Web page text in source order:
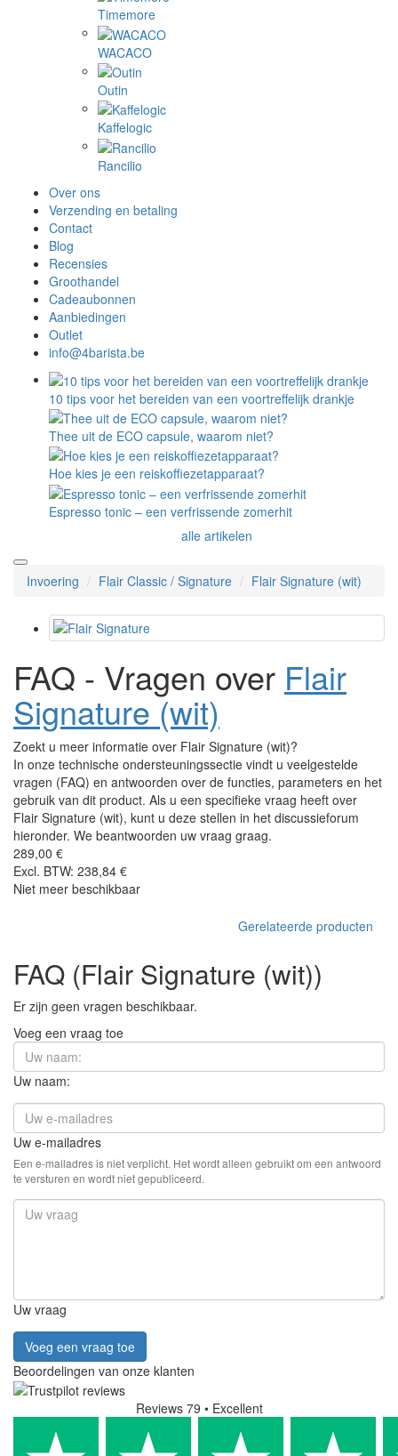
Timemore
WACACO
Outin
Kaffelogic
Rancilio
Over ons
Verzending en betaling
Contact
Blog
Recensies
Groothandel
Cadeaubonnen
Aanbiedingen
Outlet
info@4barista.be
10 tips voor het bereiden van een voortreffelijk drankje
Thee uit de ECO capsule, waarom niet?
Hoe kies je een reiskoffiezetapparaat?
Espresso tonic – een verfrissende zomerhit
alle artikelen
Invoering Flair Classic / Signature Flair Signature (wit)
FAQ - Vragen over Flair
Signature (wit)
Zoekt u meer informatie over Flair Signature (wit)?
In onze technische ondersteuningssectie vindt u veelgestelde
vragen (FAQ) en antwoorden over de functies, parameters en het
gebruik van dit product. Als u een specifieke vraag heeft over
Flair Signature (wit), kunt u deze stellen in het discussieforum
hieronder. We beantwoorden uw vraag graag.
289,00 €
Excl. BTW: 238,84 €
Niet meer beschikbaar
Gerelateerde producten
FAQ (Flair Signature (wit))
Er zijn geen vragen beschikbaar.
Voeg een vraag toe
Uw naam:
Uw e-mailadres
Een e-mailadres is niet verplicht. Het wordt alleen gebruikt om een antwoord
te versturen en wordt niet gepubliceerd.
Uw vraag
Voeg een vraag toe
Beoordelingen van onze klanten
Reviews 79 • Excellent